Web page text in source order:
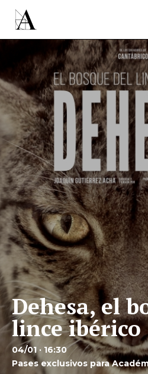
Dehesa, el
lince ibérico
04/01 · 16:30
Pases exclusivos para
ÚNETE A LA ACADEMIA